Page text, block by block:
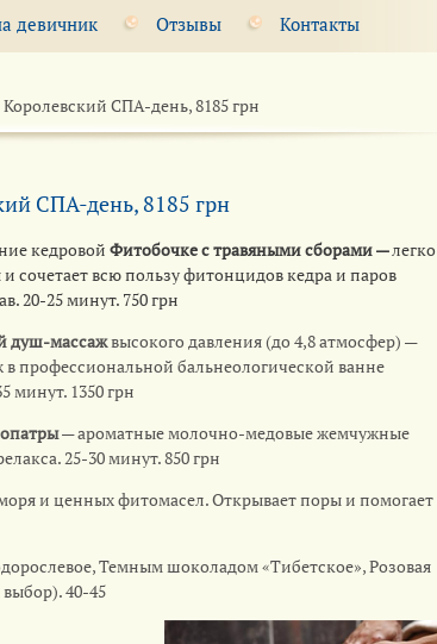
девичник Отзывы Контакты
Королевский СПА-день, 8185 грн
СПА-день, 8185 грн
кедровой Фитобочкес травяными сборами —легко
сочетает всю пользу фитонцидов кедра и паров
20-25 минут. 750 грн
душ-массажвысокого давления (до 4,8 атмосфер) —
в профессиональной бальнеологической ванне
минут. 1350 грн
— ароматные молочно-медовые жемчужные
25-30 минут. 850 грн
и ценных фитомасел. Открывает поры и помогает
Темным шоколадом «Тибетское»,Розовая
40-45